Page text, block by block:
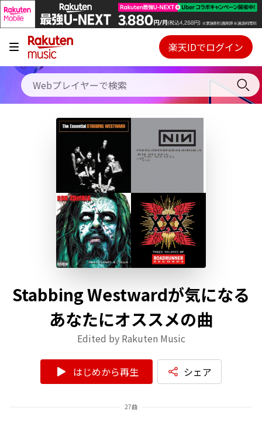
キャンペーン
料金プラン
使い方
初回30日間無料お試し
Webプレイヤー
ご契約内容の確認・変更
楽天IDでログイン
Stabbing Westwardが気になる
あなたにオススメの曲
Edited by Rakuten Music
はじめから再生 シェア
27曲